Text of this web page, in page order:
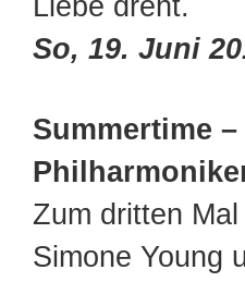
Liebe dreht.
So, 19. Juni
Summertime
Zum dritten
Simone Young